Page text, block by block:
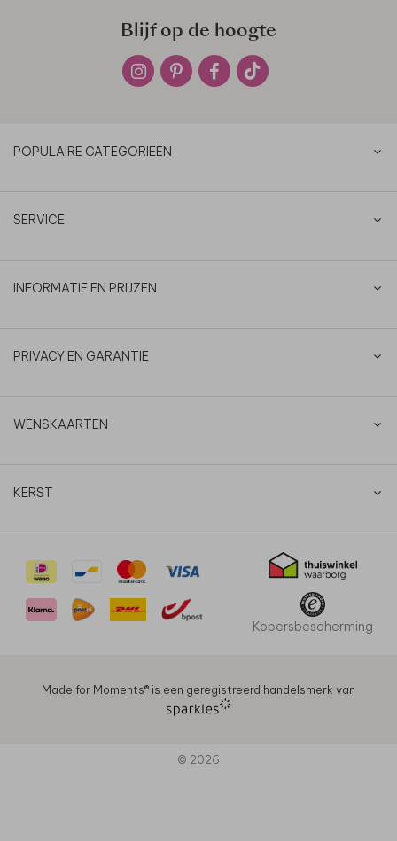
Blijf op de hoogte
POPULAIRE CATEGORIEËN
SERVICE
INFORMATIE EN PRIJZEN
PRIVACY EN GARANTIE
WENSKAARTEN
KERST
Kopersbescherming
Made for Moments®️ is een geregistreerd handelsmerk van
© 2026